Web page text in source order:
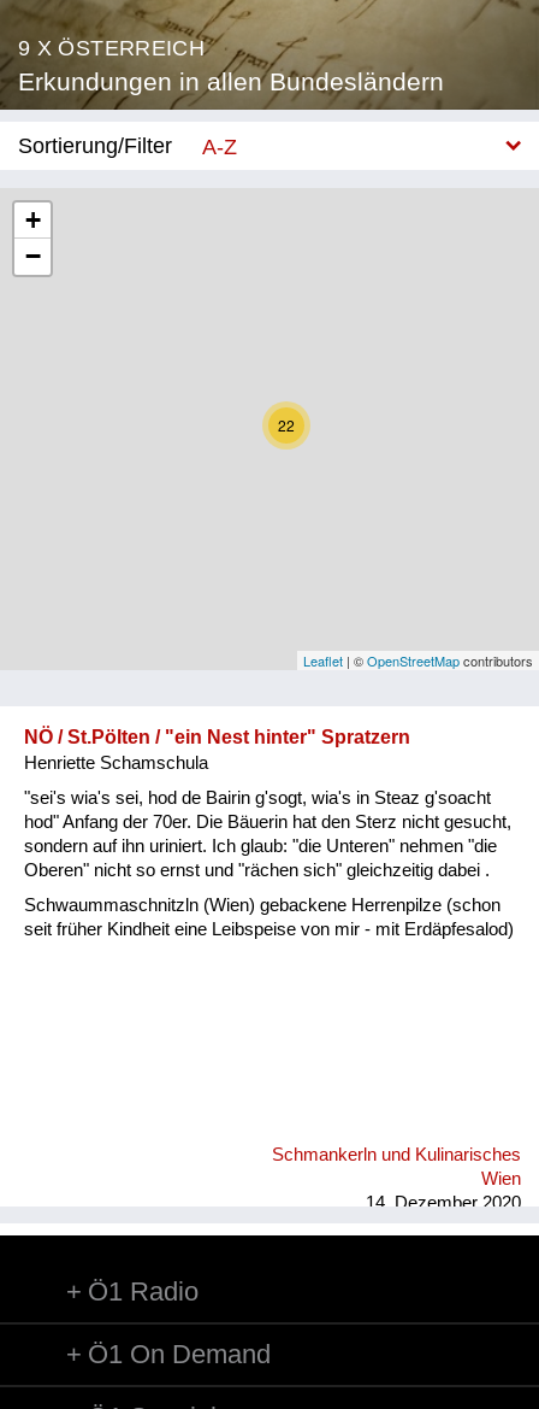
9 X ÖSTERREICH
Erkundungen in allen Bundesländern
Sortierung/Filter
A-Z
Niederösterreich
Oberösterreich
Vorarlberg
Natur und Landwirtschaft
Fluchen und Reden
Mensch, Tier und Alltag
22
+
−
Leaflet | ©OpenStreetMapcontributors
NÖ / St.Pölten / "ein Nest hinter" Spratzern
Henriette Schamschula
"sei's wia's sei, hod de Bairin g'sogt, wia's in Steaz g'soacht
hod" Anfang der 70er. Die Bäuerin hat den Sterz nicht gesucht,
sondern auf ihn uriniert. Ich glaub: "die Unteren" nehmen "die
Oberen" nicht so ernst und "rächen sich" gleichzeitig dabei .
Schwaummaschnitzln (Wien) gebackene Herrenpilze (schon
seit früher Kindheit eine Leibspeise von mir - mit Erdäpfesalod)
Schmankerln und Kulinarisches
Wien
14. Dezember 2020
Ö1 Radio
Ö1 On Demand